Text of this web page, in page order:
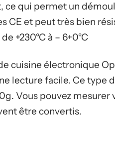
ce qui permet un
CE et peut très bien
+230°C à – 6+0°C
cuisine électronique
lecture facile. Ce type
Vous pouvez
être convertis.